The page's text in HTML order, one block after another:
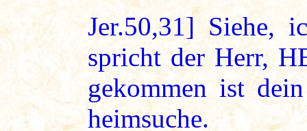
Jer.50,31] Siehe,
spricht der Herr,
gekommen ist
heimsuche.